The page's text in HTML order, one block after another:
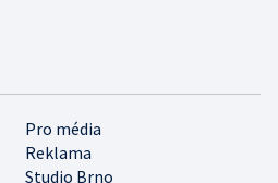
Pro média
Reklama
Studio Brno